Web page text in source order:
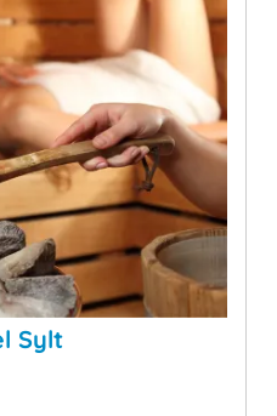
Sylt